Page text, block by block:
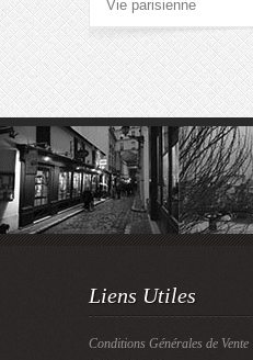
Vie parisienne
Liens Utiles
Conditions Générales de Vente